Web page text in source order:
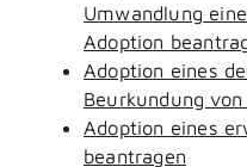
Umwandlung
Adoption
Adoption eines
Beurkundung
Adoption eines
beantragen